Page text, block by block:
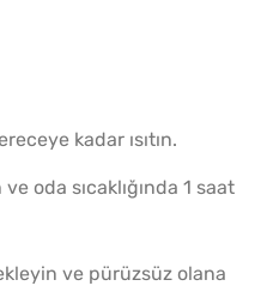
kadar ısıtın.
oda sıcaklığında 1 saat
ve pürüzsüz olana